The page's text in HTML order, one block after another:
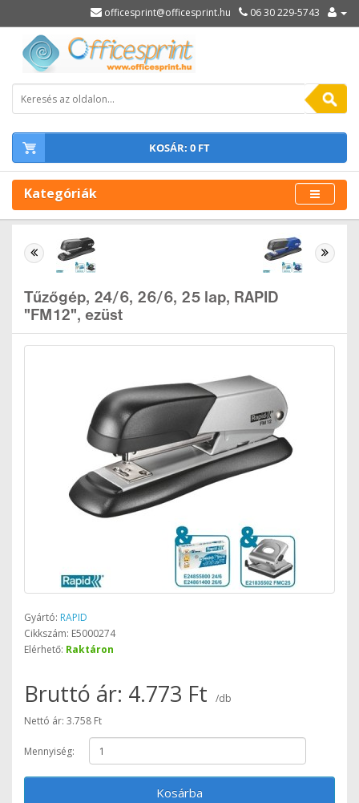
officesprint@officesprint.hu 06 30 229-5743
KOSÁR: 0 FT
Kategóriák
Tűzőgép, 24/6, 26/6, 25 lap, RAPID
"FM12", ezüst
Gyártó: RAPID
Cikkszám: E5000274
Elérhető: Raktáron
Bruttó ár: 4.773 Ft
/db
Nettó ár: 3.758 Ft
Mennyiség:
Kosárba